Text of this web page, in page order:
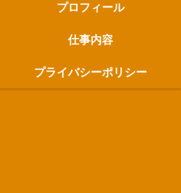
プロフィール
仕事内容
プライバシーポリシー